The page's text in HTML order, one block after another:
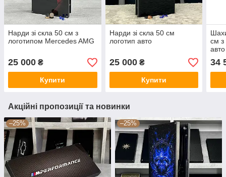
Нарди зі скла 50 см з
логотипом Mercedes AMG
25 000 ₴
Купити
Нарди зі скла 50 см
логотип авто
25 000₴
Купити
см з
авто
34
Акційні пропозиції та новинки
–25% –25%